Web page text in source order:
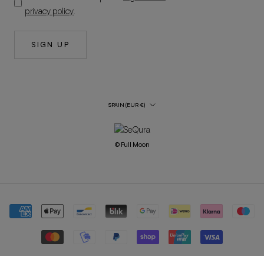
privacy policy.
SIGN UP
Country/Region
SPAIN (EUR €)
© Full Moon